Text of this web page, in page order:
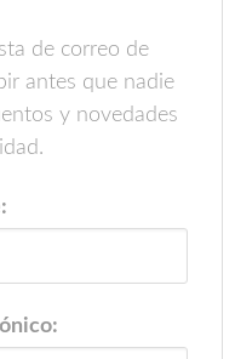
de correo de
antes que nadie
y novedades